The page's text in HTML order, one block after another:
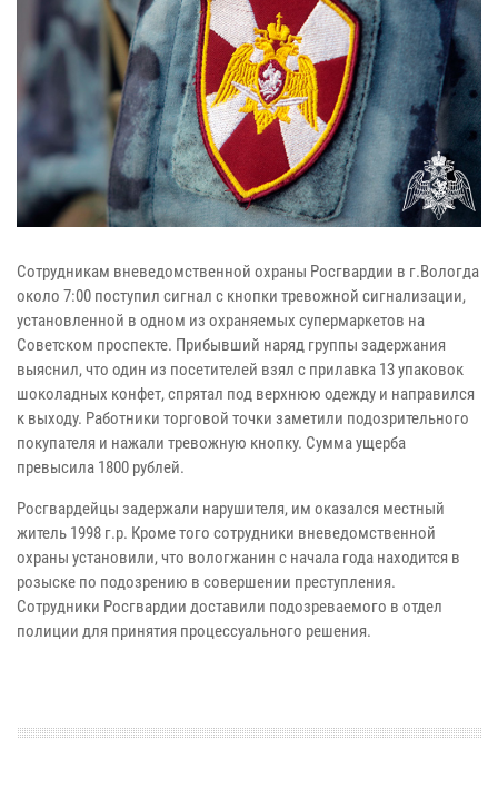
Сотрудникам вневедомственной охраны Росгвардии в г.Вологда
около 7:00 поступил сигнал с кнопки тревожной сигнализации,
установленной в одном из охраняемых супермаркетов на
Советском проспекте. Прибывший наряд группы задержания
выяснил, что один из посетителей взял с прилавка 13 упаковок
шоколадных конфет, спрятал под верхнюю одежду и направился
к выходу. Работники торговой точки заметили подозрительного
покупателя и нажали тревожную кнопку. Сумма ущерба
превысила 1800 рублей.
Росгвардейцы задержали нарушителя, им оказался местный
житель 1998 г.р. Кроме того сотрудники вневедомственной
охраны установили, что вологжанин с начала года находится в
розыске по подозрению в совершении преступления.
Сотрудники Росгвардии доставили подозреваемого в отдел
полиции для принятия процессуального решения.